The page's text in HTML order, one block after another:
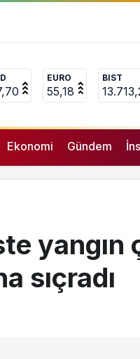
EURO
55,18
BIST
Ekonomi Gündem
yangın
sıçradı